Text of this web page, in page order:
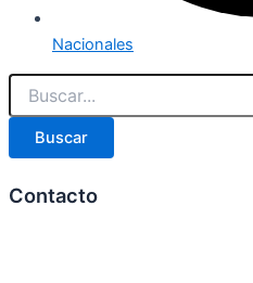
Nacionales
Buscar
Contacto